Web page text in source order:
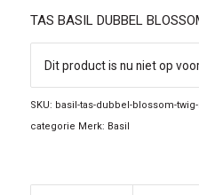
TAS BASIL DUBBEL
Dit product is nu niet op
SKU: basil-tas-dubbel-blossom-
categorie Merk: Basil